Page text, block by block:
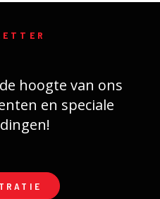
hoogte van ons
en speciale